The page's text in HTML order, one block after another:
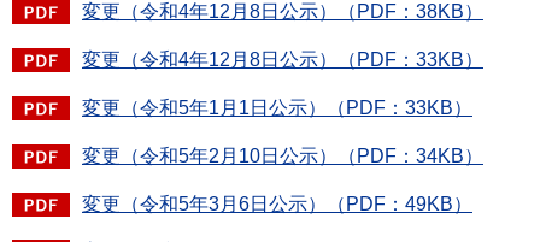
変更（令和4年12月8日公示）（PDF：38KB）
変更（令和4年12月8日公示）（PDF：33KB）
変更（令和5年1月1日公示）（PDF：33KB）
変更（令和5年2月10日公示）（PDF：34KB）
変更（令和5年3月6日公示）（PDF：49KB）